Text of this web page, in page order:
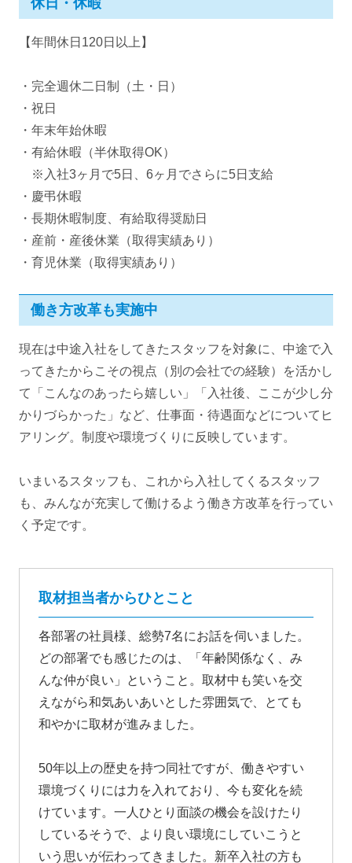
休日・休暇
【年間休日120日以上】
・完全週休二日制（土・日）
・祝日
・年末年始休暇
・有給休暇（半休取得OK）
※入社3ヶ月で5日、6ヶ月でさらに5日支給
・慶弔休暇
・長期休暇制度、有給取得奨励日
・産前・産後休業（取得実績あり）
・育児休業（取得実績あり）
働き方改革も実施中
現在は中途入社をしてきたスタッフを対象に、中途で入
ってきたからこその視点（別の会社での経験）を活かし
て「こんなのあったら嬉しい」「入社後、ここが少し分
かりづらかった」など、仕事面・待遇面などについてヒ
アリング。制度や環境づくりに反映しています。
いまいるスタッフも、これから入社してくるスタッフ
も、みんなが充実して働けるよう働き方改革を行ってい
く予定です。
取材担当者からひとこと
各部署の社員様、総勢7名にお話を伺いました。
どの部署でも感じたのは、「年齢関係なく、み
んな仲が良い」ということ。取材中も笑いを交
えながら和気あいあいとした雰囲気で、とても
和やかに取材が進みました。
50年以上の歴史を持つ同社ですが、働きやすい
環境づくりには力を入れており、今も変化を続
けています。一人ひとり面談の機会を設けたり
しているそうで、より良い環境にしていこうと
いう思いが伝わってきました。新卒入社の方も